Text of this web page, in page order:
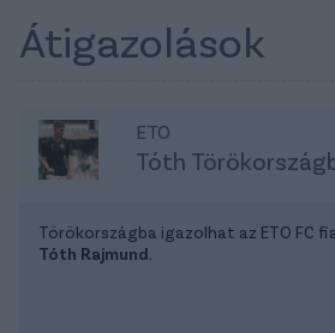
Átigazolások
ETO
Tóth
Törökországba igazolhat az ETO FC
Tóth Rajmund.